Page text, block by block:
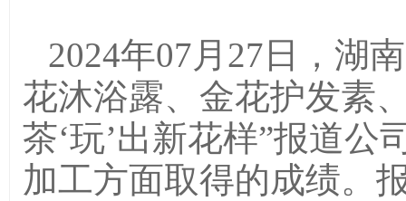
2024年07月 27 日，湖
花沐浴露、金花护发
茶‘玩’出新花样”报道
加工方面取得的成绩。